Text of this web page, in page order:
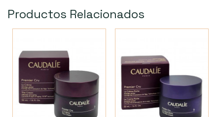
Productos Relacionados